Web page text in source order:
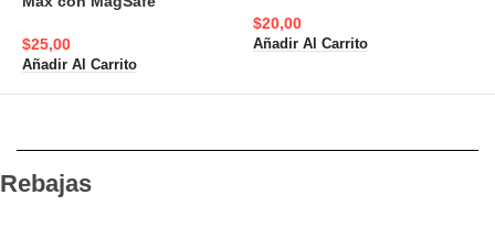
$25,00
Añadir Al Carrito
$20,00
Añadir Al Carrito
Rebajas